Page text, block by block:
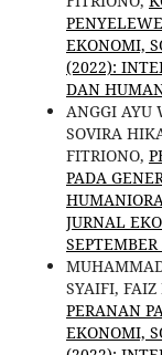
EKONOMI,
(2022):
DAN
ANGGI AYU
SOVIRA
FITRIONO,
PADA
JURNAL
SYAIFI,
PERANAN
EKONOMI,